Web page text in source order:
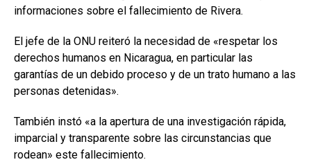
informaciones sobre el fallecimiento de Rivera.
El jefe de la ONU reiteró la necesidad de «respetar los
derechos humanos en Nicaragua, en particular las
garantías de un debido proceso y de un trato humano a las
personas detenidas».
También instó «a la apertura de una investigación rápida,
imparcial y transparente sobre las circunstancias que
rodean» este fallecimiento.